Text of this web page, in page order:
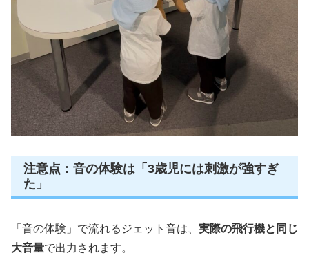
注意点：音の体験は「3歳児には刺激が強すぎ
た」
「音の体験」で流れるジェット音は、 実際の飛行機と同じ
大音量で出力されます。